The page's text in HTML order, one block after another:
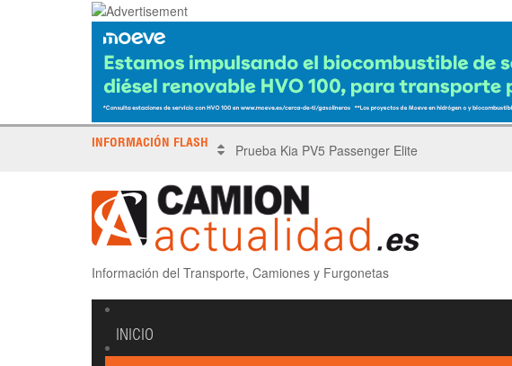
INFORMACIÓN FLASH X Tronada Almería | Encuentro del Pegaso Troner
Información del Transporte, Camiones y Furgonetas
INICIO